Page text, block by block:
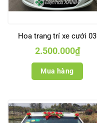
Hoa trang trí xe cưới 03
2.500.000₫
Mua hàng